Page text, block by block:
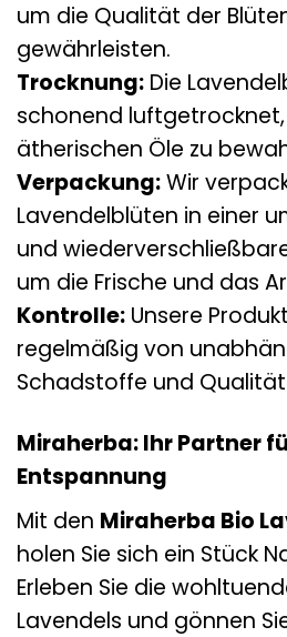
um die Qualität der
gewährleisten.
Trocknung: Die
schonend
ätherischen Öle zu
Verpackung:Wir
Lavendelblüten in einer
und
um die Frische und das
Kontrolle: Unsere
regelmäßig von
Schadstoffe und
Miraherba: Ihr Partner
Entspannung
Mit den Miraherba Bio
holen Sie sich ein Stück
Erleben Sie die
Lavendels und gönnen